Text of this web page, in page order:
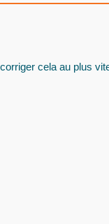
cela au plus